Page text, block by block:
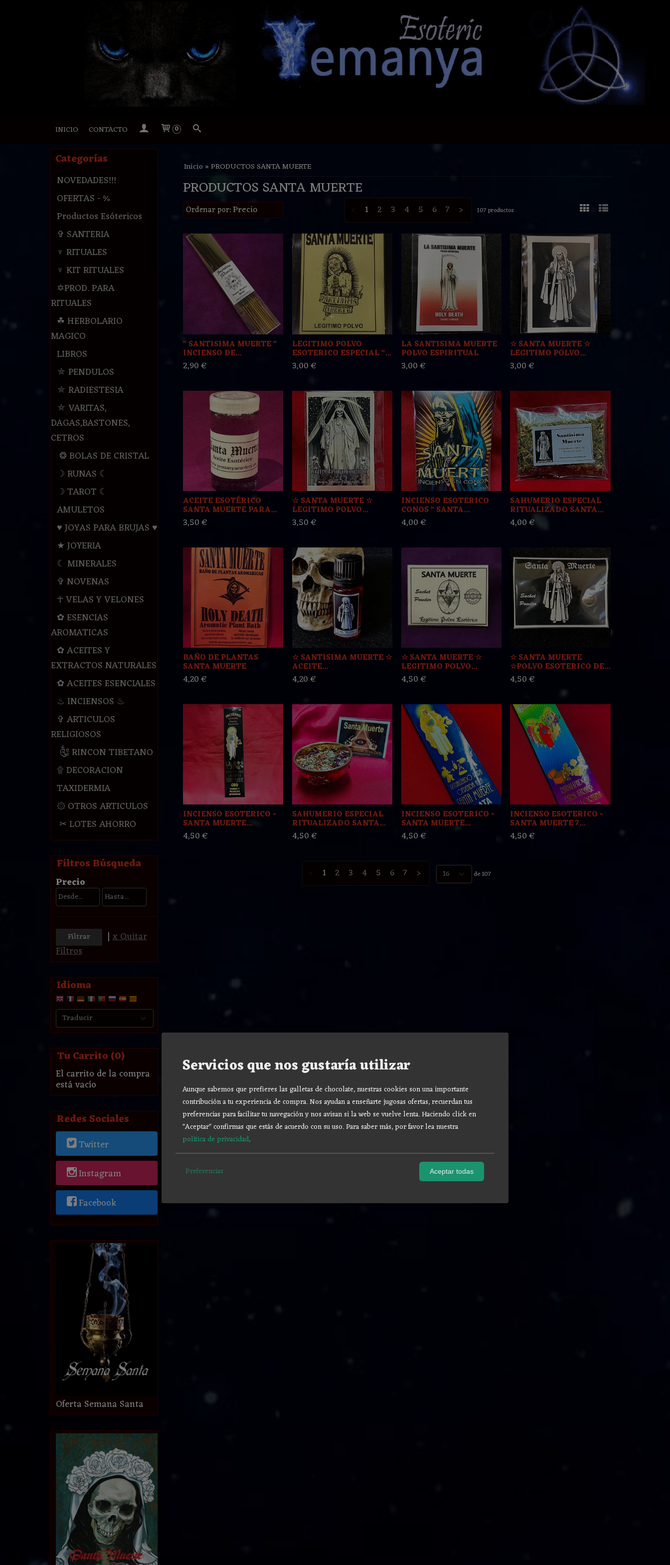
INICIO CONTACTO 0
Categorías
NOVEDADES!!!
OFERTAS - %
Productos Esótericos
✞ SANTERIA
♆ RITUALES
♆ KIT RITUALES
✡PROD. PARA
RITUALES
☘ HERBOLARIO
MAGICO
LIBROS
⛤ PENDULOS
⛤ RADIESTESIA
⛤ VARITAS,
DAGAS,BASTONES,
CETROS
❂ BOLAS DE CRISTAL
☽ RUNAS ☾
☽ TAROT ☾
AMULETOS
♥ JOYAS PARA BRUJAS ♥
★ JOYERIA
☾ MINERALES
✞ NOVENAS
☥ VELAS Y VELONES
✿ ESENCIAS
AROMATICAS
✿ ACEITES Y
EXTRACTOS NATURALES
✿ ACEITES ESENCIALES
♨ INCIENSOS ♨
✞ ARTICULOS
RELIGIOSOS
༃ RINCON TIBETANO
۩ DECORACION
TAXIDERMIA
۞ OTROS ARTICULOS
✂ LOTES AHORRO
Filtros Búsqueda
Precio
| x Quitar
Filtros
Idioma
Tu Carrito (0)
El carrito de la compra
está vacío
Redes Sociales
Twitter
Instagram
Facebook
Oferta Semana Santa
Inicio »PRODUCTOS SANTA MUERTE
PRODUCTOS SANTA MUERTE
Ordenar por:Precio 1 2 3 4 5 6 7 > 107 productos
" SANTISIMA MUERTE "
INCIENSO DE...
2,90 €
LEGITIMO POLVO
ESOTERICO ESPECIAL "...
3,00 €
LA SANTISIMA MUERTE
POLVO ESPIRITUAL
3,00 €
☆ SANTA MUERTE ☆
LEGITIMO POLVO...
3,00 €
ACEITE ESOTÉRICO
SANTA MUERTE PARA...
3,50 €
☆ SANTA MUERTE ☆
LEGITIMO POLVO...
3,50 €
INCIENSO ESOTERICO
CONOS " SANTA...
4,00 €
SAHUMERIO ESPECIAL
RITUALIZADO SANTA...
4,00 €
BAÑO DE PLANTAS
SANTA MUERTE
4,20 €
☆ SANTISIMA MUERTE ☆
ACEITE...
4,20 €
☆ SANTA MUERTE ☆
LEGITIMO POLVO...
4,50 €
☆ SANTA MUERTE
☆POLVO ESOTERICO DE...
4,50 €
INCIENSO ESOTERICO -
SANTA MUERTE...
4,50 €
SAHUMERIO ESPECIAL
RITUALIZADO SANTA...
4,50 €
INCIENSO ESOTERICO -
SANTA MUERTE...
4,50 €
INCIENSO ESOTERICO -
SANTA MUERTE 7...
4,50 €
1 2 3 4 5 6 7 > de 107
Servicios que nos gustaría utilizar
Aunque sabemos que prefieres las galletas de chocolate, nuestras cookies son una importante
contribución a tu experiencia de compra. Nos ayudan a enseñarte jugosas ofertas, recuerdan tus
preferencias para facilitar tu navegación y nos avisan si la web se vuelve lenta. Haciendo click en
"Aceptar" confirmas que estás de acuerdo con su uso.Para saber más, por favor lea nuestra
política de privacidad.
Preferencias Aceptar todas